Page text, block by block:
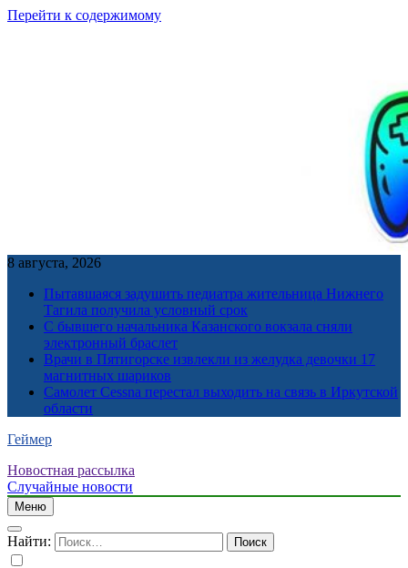
Перейти к содержимому
8 августа, 2026
Пытавшаяся задушить педиатра жительница Нижнего
Тагила получила условный срок
С бывшего начальника Казанского вокзала сняли
электронный браслет
Врачи в Пятигорске извлекли из желудка девочки 17
магнитных шариков
Самолет Cessna перестал выходить на связь в Иркутской
области
Геймер
Новостная рассылка
Случайные новости
Меню
Найти: